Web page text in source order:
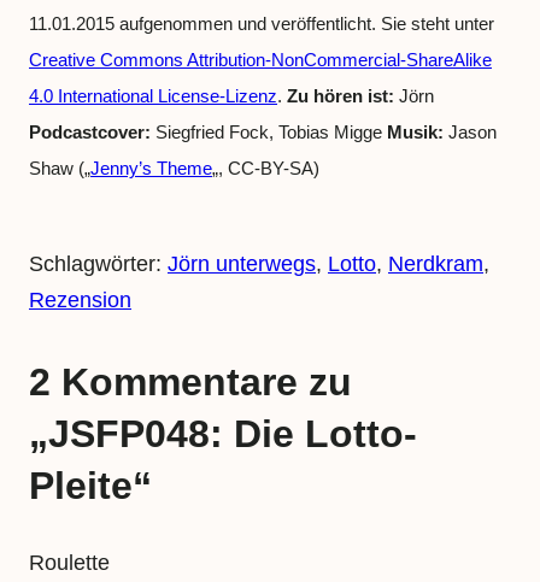
11.01.2015 aufgenommen und veröffentlicht. Sie steht unter
Creative Commons Attribution-NonCommercial-ShareAlike
4.0 International License-Lizenz. Zu hören ist: Jörn
Podcastcover: Siegfried Fock, Tobias Migge Musik: Jason
Shaw („Jenny’s Theme„, CC-BY-SA)
Schlagwörter: Jörn unterwegs, Lotto, Nerdkram
Rezension
2 Kommentare zu
„JSFP048: Die Lotto-
Pleite“
Roulette